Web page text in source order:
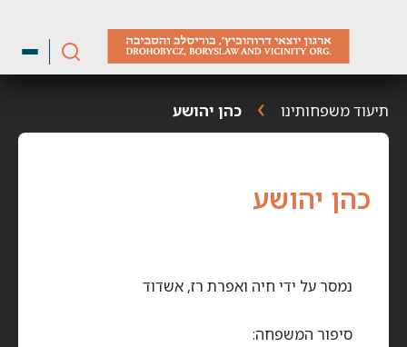
תיעוד משפחותינו כהן יהושע
כהן יהושע
נמסר על ידי חיה ואפרת רז, אשדוד
סיפור המשפחה: